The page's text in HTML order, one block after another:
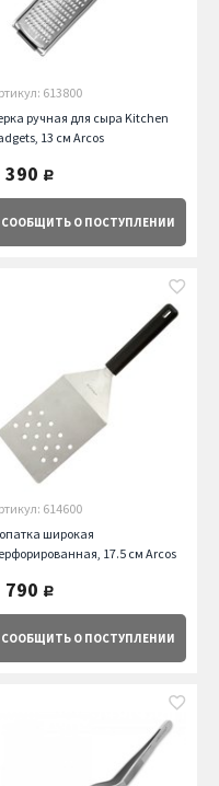
613800
ручная для сыра Kitchen
13 см Arcos
390 руб.
СООБЩИТЬ О ПОСТУПЛЕНИИ
614600
широкая
17.5 см Arcos
790 руб.
СООБЩИТЬ О ПОСТУПЛЕНИИ